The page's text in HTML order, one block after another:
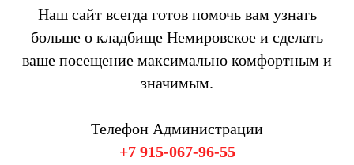
Наш сайт всегда готов помочь вам узнать
больше о кладбище Немировское и сделать
ваше посещение максимально комфортным и
значимым.
Телефон Администрации
+7 915-067-96-55